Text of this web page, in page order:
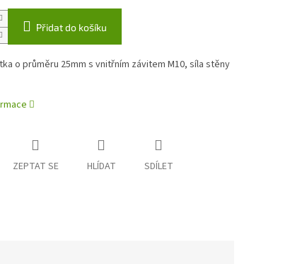
Přidat do košíku
o průměru 25mm s vnitřním závitem M10, síla stěny
ZEPTAT SE HLÍDAT SDÍLET